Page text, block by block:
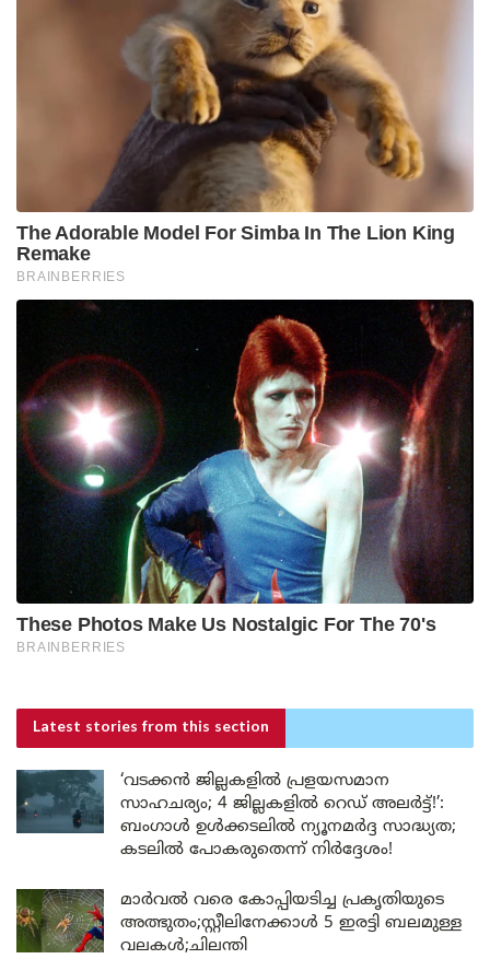
Latest stories from this section
‘വടക്കൻ ജില്ലകളിൽ പ്രളയസമാന
സാഹചര്യം; 4 ജില്ലകളിൽ റെഡ് അലർട്ട്!’:
ബംഗാൾ ഉൾക്കടലിൽ ന്യൂനമർദ്ദ സാദ്ധ്യത;
കടലിൽ പോകരുതെന്ന് നിർദ്ദേശം!
മാർവൽ വരെ കോപ്പിയടിച്ച പ്രകൃതിയുടെ
അത്ഭുതം;സ്റ്റീലിനേക്കാൾ 5 ഇരട്ടി ബലമുള്ള
വലകൾ;ചിലന്തി